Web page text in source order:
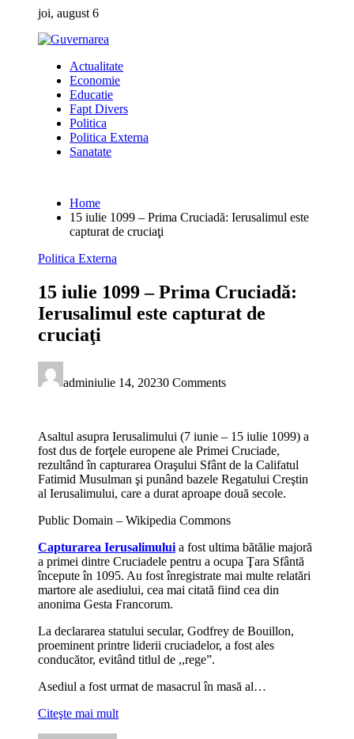
content
joi, august 6
Actualitate
Economie
Educatie
Fapt Divers
Politica
Politica Externa
Sanatate
Home
15 iulie 1099 – Prima Cruciadă: Ierusalimul este
capturat de cruciaţi
Politica Externa
15 iulie 1099 – Prima Cruciadă:
Ierusalimul este capturat de
cruciaţi
adminiulie 14, 20230 Comments
Asaltul asupra Ierusalimului (7 iunie – 15 iulie 1099) a
fost dus de forţele europene ale Primei Cruciade,
rezultând în capturarea Oraşului Sfânt de la Califatul
Fatimid Musulman şi punând bazele Regatului Creştin
al Ierusalimului, care a durat aproape două secole.
Public Domain – Wikipedia Commons
Capturarea Ierusalimului a fost ultima bătălie majoră
a primei dintre Cruciadele pentru a ocupa Ţara Sfântă
începute în 1095. Au fost înregistrate mai multe relatări
martore ale asediului, cea mai citată fiind cea din
anonima Gesta Francorum.
La declararea statului secular, Godfrey de Bouillon,
proeminent printre liderii cruciadelor, a fost ales
conducător, evitând titlul de ,,rege”.
Asediul a fost urmat de masacrul în masă al…
Citeşte mai mult